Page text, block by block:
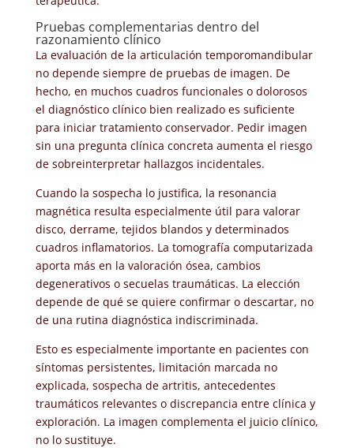
Pruebas complementarias dentro del
razonamiento clínico
La evaluación de la articulación temporomandibular
no depende siempre de pruebas de imagen. De
hecho, en muchos cuadros funcionales o dolorosos
el diagnóstico clínico bien realizado es suficiente
para iniciar tratamiento conservador. Pedir imagen
sin una pregunta clínica concreta aumenta el riesgo
de sobreinterpretar hallazgos incidentales.
Cuando la sospecha lo justifica, la resonancia
magnética resulta especialmente útil para valorar
disco, derrame, tejidos blandos y determinados
cuadros inflamatorios. La tomografía computarizada
aporta más en la valoración ósea, cambios
degenerativos o secuelas traumáticas. La elección
depende de qué se quiere confirmar o descartar, no
de una rutina diagnóstica indiscriminada.
Esto es especialmente importante en pacientes con
síntomas persistentes, limitación marcada no
explicada, sospecha de artritis, antecedentes
traumáticos relevantes o discrepancia entre clínica y
exploración. La imagen complementa el juicio clínico,
no lo sustituye.